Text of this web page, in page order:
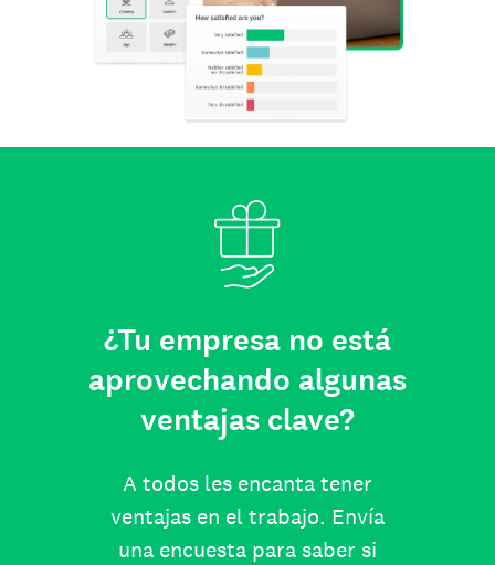
¿Tu empresa no está
aprovechando algunas
ventajas clave?
A todos les encanta tener
ventajas en el trabajo. Envía
una encuesta para saber si